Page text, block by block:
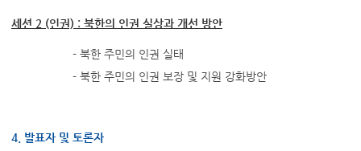
세션 2 (인권) : 북한의 인권 실상과 개선 방안
- 북한 주민의 인권 실태
- 북한 주민의 인권 보장 및 지원 강화방안
4. 발표자 및 토론자